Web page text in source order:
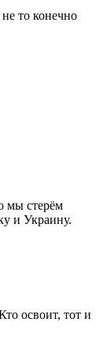
то конечно
мы стерём
и Украину.
освоит, тот и